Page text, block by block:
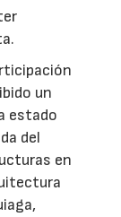
un
estado
del
en